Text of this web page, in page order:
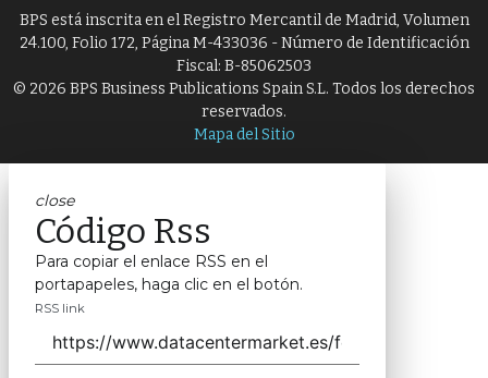
BPS está inscrita en el Registro Mercantil de Madrid, Volumen
24.100, Folio 172, Página M-433036 - Número de Identificación
Fiscal: B-85062503
© 2026 BPS Business Publications Spain S.L. Todos los derechos
reservados.
Mapa del Sitio
close
Código Rss
Para copiar el enlace RSS en el
portapapeles, haga clic en el botón.
RSS link